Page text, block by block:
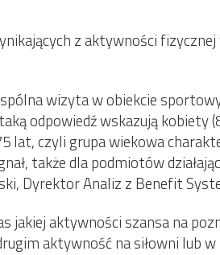
z aktywności
wizyta w obiekcie
odpowiedź wskazują kobiety
lat, czyli grupa wiekowa
także dla podmiotów
Dyrektor Analiz z Benefit
jakiej aktywności szansa na
aktywność na siłowni lub